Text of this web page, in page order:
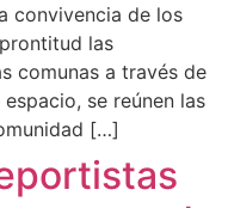
convivencia de los
las
comunas a través de
espacio, se reúnen las
[…]